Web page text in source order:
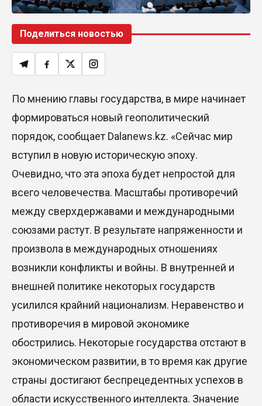
Поделиться новостью
По мнению главы государства, в мире начинает
формироваться новый геополитический
порядок, сообщает Dalanews.kz. «Сейчас мир
вступил в новую историческую эпоху.
Очевидно, что эта эпоха будет непростой для
всего человечества. Масштабы противоречий
между сверхдержавами и международными
союзами растут. В результате напряженности и
произвола в международных отношениях
возникли конфликты и войны. В внутренней и
внешней политике некоторых государств
усилился крайний национализм. Неравенство и
противоречия в мировой экономике
обострились. Некоторые государства отстают в
экономическом развитии, в то время как другие
страны достигают беспрецедентных успехов в
области искусственного интеллекта. Значение